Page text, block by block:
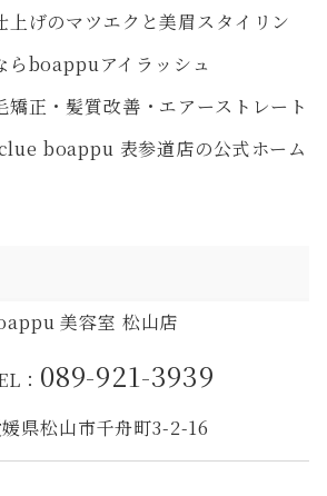
上げのマツエクと美眉スタイリン
らboappuアイラッシュ
矯正・髪質改善・エアーストレート
boappu 表参道店の公式ホーム
美容室 松山店
： 089-921-3939
県松山市千舟町3-2-16